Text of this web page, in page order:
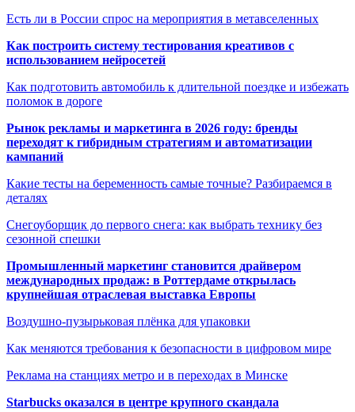
Есть ли в России спрос на мероприятия в метавселенных
Как построить систему тестирования креативов с
использованием нейросетей
Как подготовить автомобиль к длительной поездке и избежать
поломок в дороге
Рынок рекламы и маркетинга в 2026 году: бренды
переходят к гибридным стратегиям и автоматизации
кампаний
Какие тесты на беременность самые точные? Разбираемся в
деталях
Снегоуборщик до первого снега: как выбрать технику без
сезонной спешки
Промышленный маркетинг становится драйвером
международных продаж: в Роттердаме открылась
крупнейшая отраслевая выставка Европы
Воздушно-пузырьковая плёнка для упаковки
Как меняются требования к безопасности в цифровом мире
Реклама на станциях метро и в переходах в Минске
Starbucks оказался в центре крупного скандала